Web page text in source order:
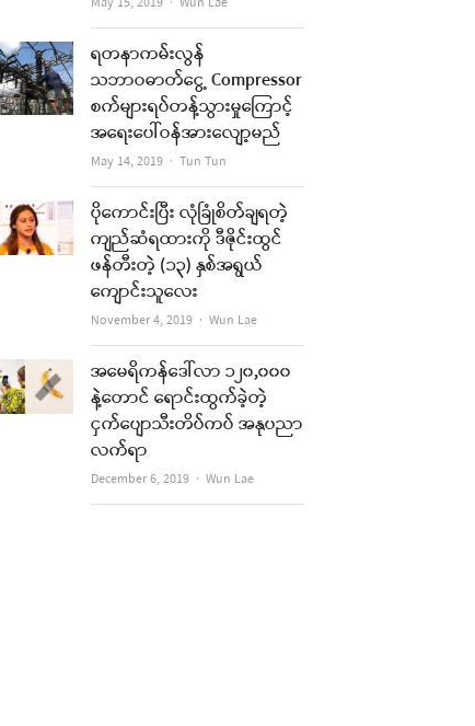
ရတနာကမ်းလွန်
သဘာဝဓာတ်ငွေ့ Compressor
စက်များရပ်တန့်သွားမှုကြောင့်
အရေးပေါ်ဝန်အားလျော့မည်
May 14, 2019 Author
Tun Tun
ပိုကောင်းပြီး လုံခြုံစိတ်ချရတဲ့
ကျည်ဆံရထားကို ဒီဇိုင်းထွင်
ဖန်တီးတဲ့ (၁၃) နှစ်အရွယ်
ကျောင်းသူလေး
November 4, 2019 Author
Wun Lae
အမေရိကန်ဒေါ်လာ ၁၂၀,၀၀၀
နဲ့တောင် ရောင်းထွက်ခဲ့တဲ့
ငှက်ပျောသီးတိပ်ကပ် အနုပညာ
လက်ရာ
December 6, 2019 Author
Wun Lae